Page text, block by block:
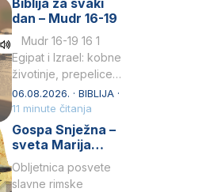
Petar u svojoj
drugoj…
Biblija za svaki
dan – Mudr 16-19
Mudr 16-19 16 1
Egipat i Izrael: kobne
životinje, prepelice
Zato bijahu
primjereno kažnjeni
sličnim životinjamai
mučeni mnoštvom
06.08.2026. · BIBLIJA ·
11 minute čitanja
Gospa Snježna –
sveta Marija
Velika, zaštitnica
rimske bazilike
Obljetnica posvete
slavne rimske